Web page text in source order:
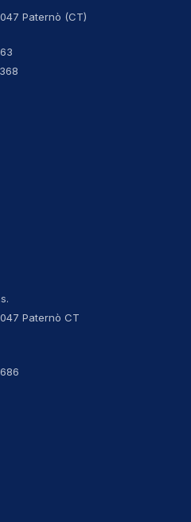
Paternò (CT)
Paternò CT